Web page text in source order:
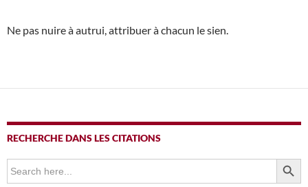
Ne pas nuire à autrui, attribuer à chacun le sien.
RECHERCHE DANS LES CITATIONS
Search
for:
SEARCH